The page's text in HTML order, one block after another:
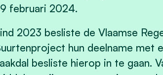
februari 2024.
2023 besliste de Vlaamse
hun deelname met
besliste hierop in te gaan.